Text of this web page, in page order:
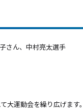
さん、中村亮太選手
大運動会を繰り広げます。